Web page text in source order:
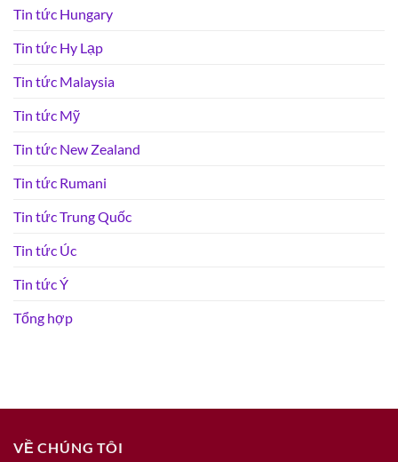
Tin tức Hungary
Tin tức Hy Lạp
Tin tức Malaysia
Tin tức Mỹ
Tin tức New Zealand
Tin tức Rumani
Tin tức Trung Quốc
Tin tức Úc
Tin tức Ý
Tổng hợp
VỀ CHÚNG TÔI